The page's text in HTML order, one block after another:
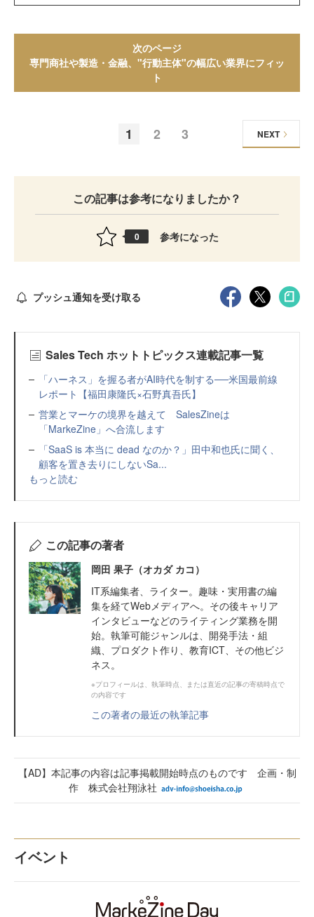
次のページ
専門商社や製造・金融、"行動主体"の幅広い業界にフィッ
ト
1 2 3 NEXT
この記事は参考になりましたか？
0 参考になった
プッシュ通知を受け取る
Sales Tech ホットトピックス連載記事一覧
「ハーネス」を握る者がAI時代を制する──米国最前線
レポート【福田康隆氏×石野真吾氏】
営業とマーケの境界を越えて SalesZineは
「MarkeZine」へ合流します
「SaaS is 本当に dead なのか？」田中和也氏に聞く、
顧客を置き去りにしないSa...
もっと読む
この記事の著者
岡田 果子（オカダ カコ）
IT系編集者、ライター。趣味・実用書の編
集を経てWebメディアへ。その後キャリア
インタビューなどのライティング業務を開
始。執筆可能ジャンルは、開発手法・組
織、プロダクト作り、教育ICT、その他ビジ
ネス。
※プロフィールは、執筆時点、または直近の記事の寄稿時点で
の内容です
この著者の最近の執筆記事
【AD】本記事の内容は記事掲載開始時点のものです 企画・制
作 株式会社翔泳社
イベント